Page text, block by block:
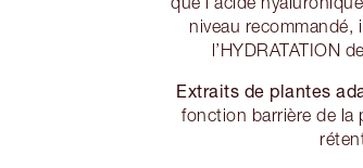
niveau recommandé,
l’HYDRATATION
Extraits de plantes
fonction barrière de la